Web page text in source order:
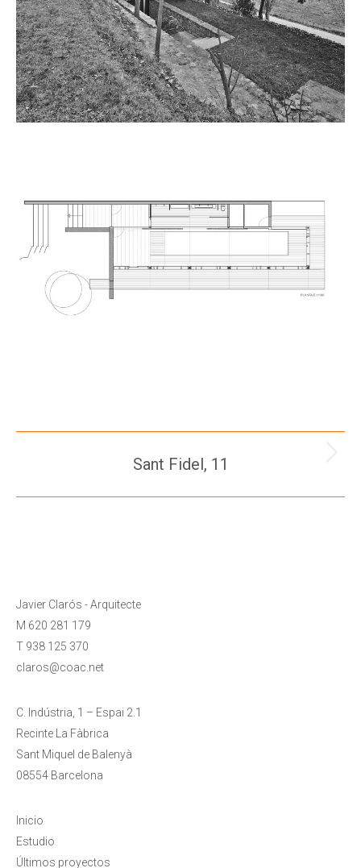
Navegación
entre
Proyecto
Sant Fidel, 11
Javier Clarós - Arquitecte
M 620 281 179
T 938 125 370
claros@coac.net
C. Indústria, 1 – Espai 2.1
Recinte La Fàbrica
Sant Miquel de Balenyà
08554 Barcelona
Inicio
Estudio
Últimos proyectos